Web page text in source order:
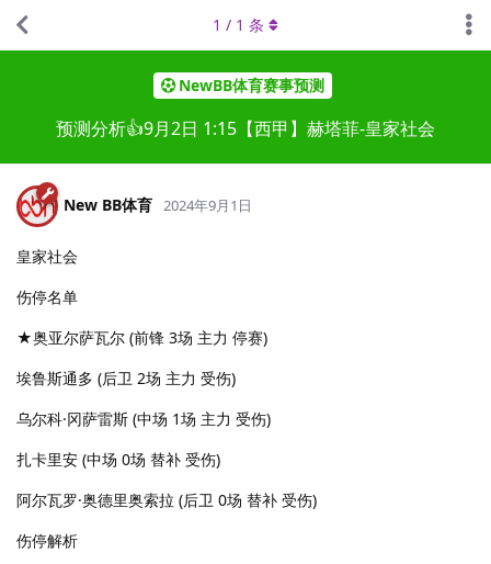
NewBB体育赛事预测
预测分析👍9月2日 1:15【西甲】赫塔菲-皇家社会
1 / 1 条
New BB体育 2024年9月1日
皇家社会
伤停名单
★奥亚尔萨瓦尔 (前锋 3场 主力 停赛)
埃鲁斯通多 (后卫 2场 主力 受伤)
乌尔科·冈萨雷斯 (中场 1场 主力 受伤)
扎卡里安 (中场 0场 替补 受伤)
阿尔瓦罗·奥德里奥索拉 (后卫 0场 替补 受伤)
伤停解析